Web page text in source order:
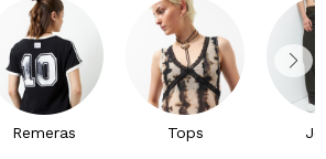
Remeras Tops